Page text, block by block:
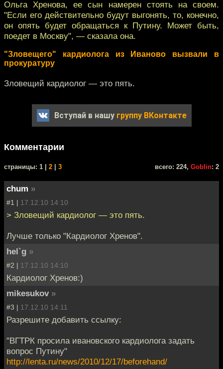
Ольга Хренова, ее сын намерен стоять на своем.
"Если его действительно будут выгонять, то, конечно,
он опять будет обращаться к Путину. Может быть,
поедет в Москву", — сказала она.
"Зловещего" кардиолога из Иваново вызвали в
прокуратуру
Зловещий кардиолог — это пять.
Вступай в нашу группу ВКонтакте
Комментарии
cтраницы: 1 | 2 3 всего: 224, Goblin: 2
chum »
#1 | 17.12.10 14:10
> Зловещий кардиолог — это пять.
Лучше только "Кардиолог Хренов".
hel`g »
#2 | 17.12.10 14:10
Кардиолог Хренов:)
mikesukov »
#3 | 17.12.10 14:11
Разрешите добавить ссылку:
"ВГТРК просила ивановского кардиолога задать
вопрос Путину"
http://lenta.ru/news/2010/12/17/beforehand/